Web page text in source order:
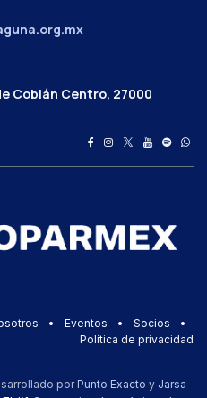
Cobián Centro, 27000
• Eventos • Socios
•
Política de privacidad
por Punto Exacto y Jarsa